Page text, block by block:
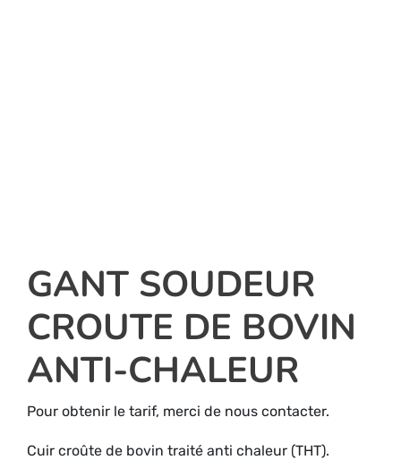
GANT SOUDEUR
CROUTE DE BOVIN
ANTI-CHALEUR
Pour obtenir le tarif, merci de nous contacter.
Cuir croûte de bovin traité anti chaleur (THT).